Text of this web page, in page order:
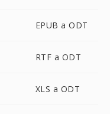
EPUB a ODT
RTF a ODT
XLS a ODT